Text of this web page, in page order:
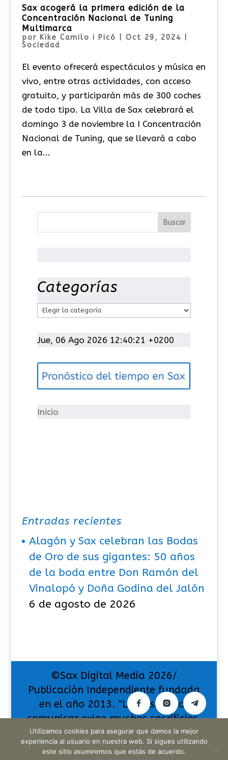
Sax acogerá la primera edición de la
Concentración Nacional de Tuning
Multimarca
por Kike Camilo i Picó Oct 29, 2024
Sociedad
El evento ofrecerá espectáculos y música en
vivo, entre otras actividades, con acceso
gratuito, y participarán más de 300 coches
de todo tipo. La Villa de Sax celebrará el
domingo 3 de noviembre la I Concentración
Nacional de Tuning, que se llevará a cabo
en la...
Categorías
t
g
í
Jue, 06 Ago 2026 12:40:21 +0200
Inicio
Entradas recientes
Alagón y Sax celebran las Bodas
de Oro de sus gigantes: 50 años
de la boda entre Don Ramón del
Vinalopó y Doña Godina del Jalón
6 de agosto de 2026
©Sax Digital Media 2026/
Publicación Independiente fundada
en el año 2013. "La pasión por
comunicar exige muchos sacrificios,
pero también da muchas
satisfacciones".
Utilizamos cookies para asegurar que damos la mejor
experiencia al usuario en nuestra web. Si sigues utilizando
este sitio asumiremos que estás de acuerdo.